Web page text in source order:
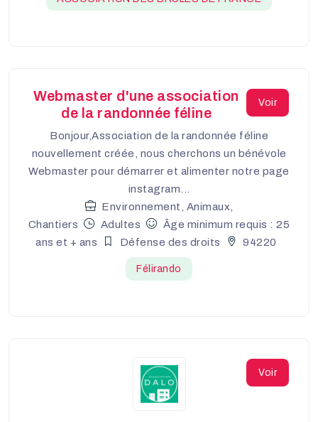
Voir
Webmaster d'une association
de la randonnée féline
Bonjour,Association de la randonnée féline
nouvellement créée, nous cherchons un bénévole
Webmaster pour démarrer et alimenter notre page
instagram...
Environnement, Animaux,
Chantiers
Adultes
Âge minimum requis : 25
ans et + ans
Défense des droits 94220
Félirando
Voir